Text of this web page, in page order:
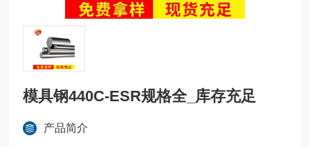
模具钢440C-ESR规格全_库存充足
产品简介